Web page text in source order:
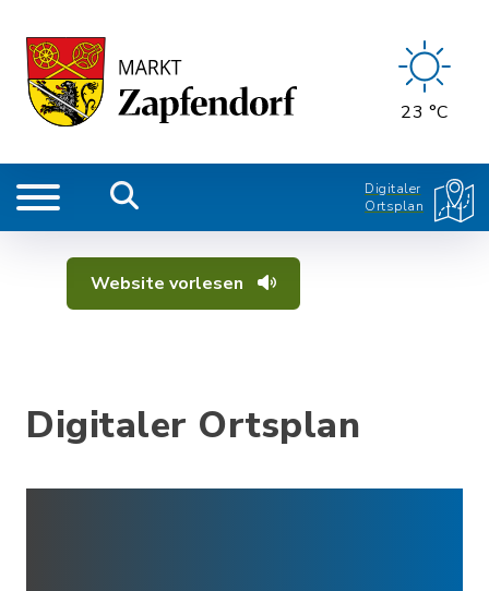
23 °C
Digitaler
Ortsplan
Website vorlesen
Digitaler Ortsplan